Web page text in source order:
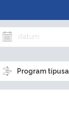
Program típusa